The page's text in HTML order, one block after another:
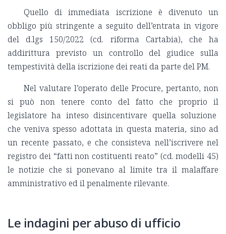
Quello di immediata iscrizione è divenuto un
obbligo più stringente a seguito dell’entrata in vigore
del d.lgs 150/2022 (cd. riforma Cartabia), che ha
addirittura previsto un controllo del giudice sulla
tempestività della iscrizione dei reati da parte del PM.
Nel valutare l’operato delle Procure, pertanto, non
si può non tenere conto del fatto che proprio il
legislatore ha inteso disincentivare quella soluzione
che veniva spesso adottata in questa materia, sino ad
un recente passato, e che consisteva nell’iscrivere nel
registro dei “fatti non costituenti reato” (cd. modelli 45)
le notizie che si ponevano al limite tra il malaffare
amministrativo ed il penalmente rilevante.
Le indagini per abuso di ufficio